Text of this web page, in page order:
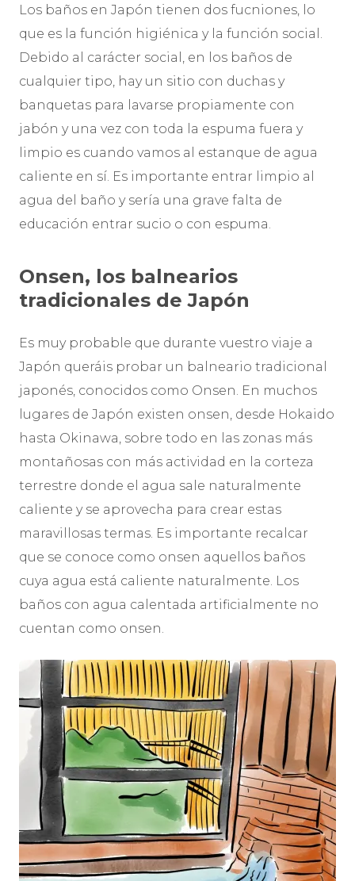
Los baños en Japón tienen dos fucniones, lo
que es la función higiénica y la función social.
Debido al carácter social, en los baños de
cualquier tipo, hay un sitio con duchas y
banquetas para lavarse propiamente con
jabón y una vez con toda la espuma fuera y
limpio es cuando vamos al estanque de agua
caliente en sí. Es importante entrar limpio al
agua del baño y sería una grave falta de
educación entrar sucio o con espuma.
Onsen, los balnearios
tradicionales de Japón
Es muy probable que durante vuestro viaje a
Japón queráis probar un balneario tradicional
japonés, conocidos como Onsen. En muchos
lugares de Japón existen onsen, desde Hokaido
hasta Okinawa, sobre todo en las zonas más
montañosas con más actividad en la corteza
terrestre donde el agua sale naturalmente
caliente y se aprovecha para crear estas
maravillosas termas. Es importante recalcar
que se conoce como onsen aquellos baños
cuya agua está caliente naturalmente. Los
baños con agua calentada artificialmente no
cuentan como onsen.